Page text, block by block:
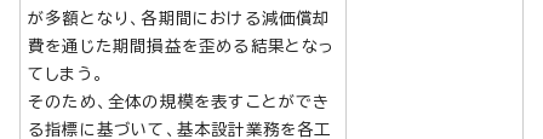
が多額となり、各期間における減価償却
費を通じた期間損益を歪める結果となっ
てしまう。
そのため、全体の規模を表すことができ
る指標に基づいて、基本設計業務を各工